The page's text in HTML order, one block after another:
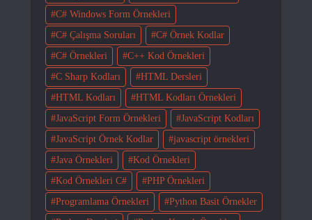
C# Windows Form Örnekleri
C# Çalışma Soruları
C# Örnek Kodlar
C# Örnekleri
C++ Kod Örnekleri
C Sharp Kodları
HTML Dersleri
HTML Kodları
HTML Kodları Örnekleri
JavaScript Form Örnekleri
JavaScript Kodları
JavaScript Örnek Kodlar
javascript örnekleri
Java Örnekleri
Kod Örnekleri
Kod Örnekleri C#
PHP Örnekleri
Programlama Örnekleri
Python Basit Örnekler